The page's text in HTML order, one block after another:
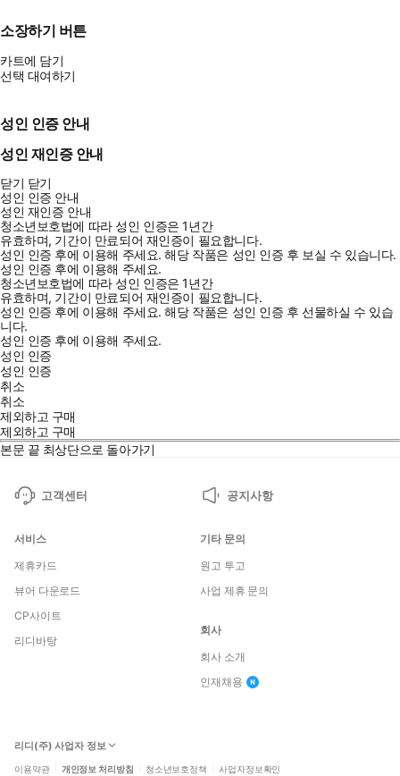
소장하기 버튼
카트에 담기
선택 대여하기
성인 인증 안내
성인 재인증 안내
닫기 닫기
성인 인증 안내
성인 재인증 안내
청소년보호법에 따라 성인 인증은 1년간
유효하며, 기간이 만료되어 재인증이 필요합니다.
성인 인증 후에 이용해 주세요.해당 작품은 성인 인증 후 보실 수 있습니다.
성인 인증 후에 이용해 주세요.
청소년보호법에 따라 성인 인증은 1년간
유효하며, 기간이 만료되어 재인증이 필요합니다.
성인 인증 후에 이용해 주세요.해당 작품은 성인 인증 후 선물하실 수 있습
니다.
성인 인증 후에 이용해 주세요.
성인 인증
성인 인증
취소
취소
제외하고 구매
제외하고 구매
본문 끝 최상단으로 돌아가기
고객센터 공지사항
서비스
제휴카드
뷰어 다운로드
CP사이트
리디바탕
기타 문의
원고 투고
사업 제휴 문의
회사
회사 소개
인재채용
리디(주) 사업자 정보
이용약관 개인정보 처리방침 청소년보호정책 사업자정보확인